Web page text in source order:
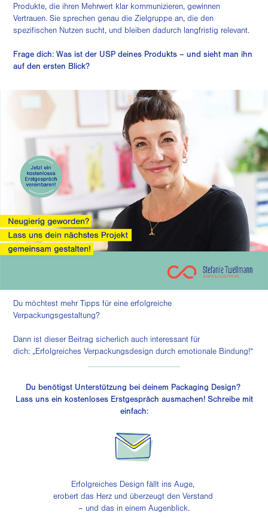
Produkte, die ihren Mehrwert klar kommunizieren, gewinnen
Vertrauen. Sie sprechen genau die Zielgruppe an, die den
spezifischen Nutzen sucht, und bleiben dadurch langfristig relevant.
Frage dich: Was ist der USP deines Produkts – und sieht man ihn
auf den ersten Blick?
Du möchtest mehr Tipps für eine erfolgreiche
Verpackungsgestaltung?
Dann ist dieser Beitrag sicherlich auch interessant für
dich: „Erfolgreiches Verpackungsdesign durch emotionale Bindung!“
Du benötigst Unterstützung bei deinem Packaging Design?
Lass uns ein kostenloses Erstgespräch ausmachen! Schreibe mit
einfach:
Erfolgreiches Design fällt ins Auge,
erobert das Herz und überzeugt den Verstand
– und das in einem Augenblick.